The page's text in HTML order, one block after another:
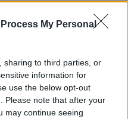
My Personal
sharing to third parties, or
information for
use the below opt-out
Please note that after your
may continue seeing
ΤΗΝ ΚΑΤΗΓΟΡΊΑ